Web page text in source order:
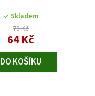
5
hvězdiček.
Skladem
73 Kč
64 Kč
DO KOŠÍKU